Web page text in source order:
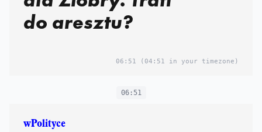
do aresztu?
06:51 (04:51 in your timezone)
06:51
wPolityce